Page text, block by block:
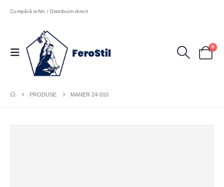
Cumpără ieftin / Distribuim direct
0
PRODUSE MANER 24-010